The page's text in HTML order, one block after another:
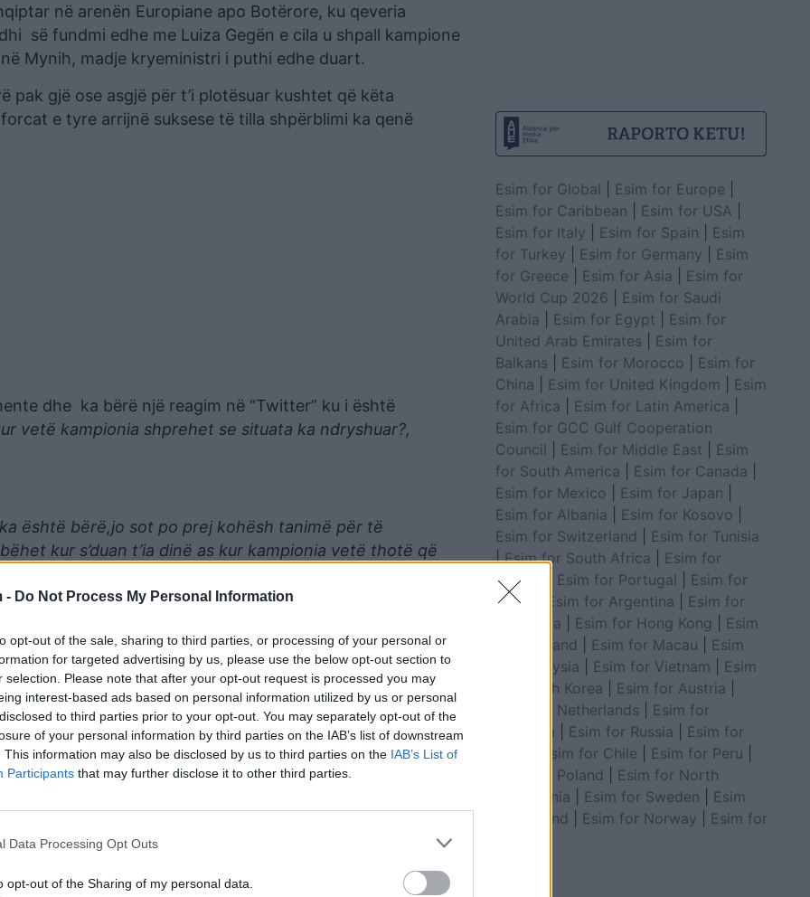
- Do Not Process My Personal Information
opt-out of the sale, sharing to third parties, or processing of your personal or
for targeted advertising by us, please use the below opt-out section to
selection. Please note that after your opt-out request is processed you may
interest-based ads based on personal information utilized by us or personal
to third parties prior to your opt-out. You may separately opt-out of the
of your personal information by third parties on the IAB’s list of downstream
This information may also be disclosed by us to third parties on the IAB’s List of
Participants that may further disclose it to other third parties.
Data Processing Opt Outs
opt-out of the Sharing of my personal data.
në arenën Europiane apo Botërore, ku qeveria
së fundmi edhe me Luiza Gegën e cila u shpall kampione
Mynih, madje kryeministri i puthi edhe duart.
gjë ose asgjë për t’i plotësuar kushtet që këta
e tyre arrijnë suksese të tilla shpërblimi ka qenë
dhe ka bërë një reagim në “Twitter” ku i është
vetë kampionia shprehet se situata ka ndryshuar?,
është bërë,jo sot po prej kohësh tanimë për të
kur s’duan t’ia dinë as kur kampionia vetë thotë që
si Luiza:Vrapo më shpejt!
është bërë,jo sot po prej kohësh tanimë për të mbështetur
t’ia dinë as kur kampionia vetë thotë që gjithçka ka
më shpejt!
Esim for Global Esim for Europe
Esim for Caribbean
Esim for USA
Esim for Italy
Esim for Spain
Esim
for Turkey
Esim for Germany
Esim
for Greece
Esim for Asia
Esim for
World Cup 2026
Esim for Saudi
Arabia
Esim for Egypt
Esim for
United Arab Emirates
Esim for
Balkans
Esim for Morocco
Esim for
China
Esim for United Kingdom
Esim
for Africa
Esim for Latin America
Esim for GCC Gulf Cooperation
Council
Esim for Middle East
Esim
for South America
Esim for Canada
Esim for Mexico
Esim for Japan
Esim for Albania
Esim for Kosovo
Esim for Switzerland
Esim for Tunisia
|Esim for South Africa
Esim for
Algeria
Esim for Portugal
Esim for
Brazil
Esim for Argentina
Esim for
Colombia
Esim for Hong Kong
Esim
for Thailand
Esim for Macau
Esim
for Malaysia
Esim for Vietnam
Esim
for South Korea
Esim for Austria
Esim for Netherlands
Esim for
Australia
Esim for Russia
Esim for
Esim for Chile Esim for Peru
Esim for Poland
Esim for North
Macedonia
Esim for Sweden
Esim
for Finland
Esim for Norway
Esim for